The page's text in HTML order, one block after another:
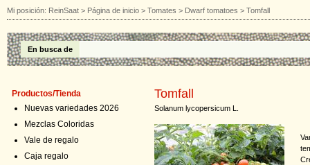
Mi posición: ReinSaat > Página de inicio > Tomates > Dwarf tomatoes > Tomfall
En busca de
Productos/Tienda
Nuevas variedades 2026
Mezclas Coloridas
Vale de regalo
Caja regalo
Tomfall
Solanum lycopersicum L.